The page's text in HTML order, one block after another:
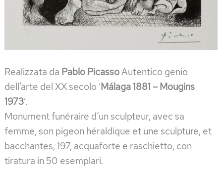
Realizzata da Pablo PicassoAutentico genio
dell’arte del XX secolo ‘Málaga 1881 – Mougins
1973‘.
Monument funéraire d’un sculpteur, avec sa
femme, son pigeon héraldique et une sculpture, et
bacchantes, 197, acquaforte e raschietto, con
tiratura in 50 esemplari.